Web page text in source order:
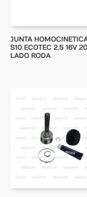
JUNTA
S10 ECOTEC 2.5 16V
LADO RODA